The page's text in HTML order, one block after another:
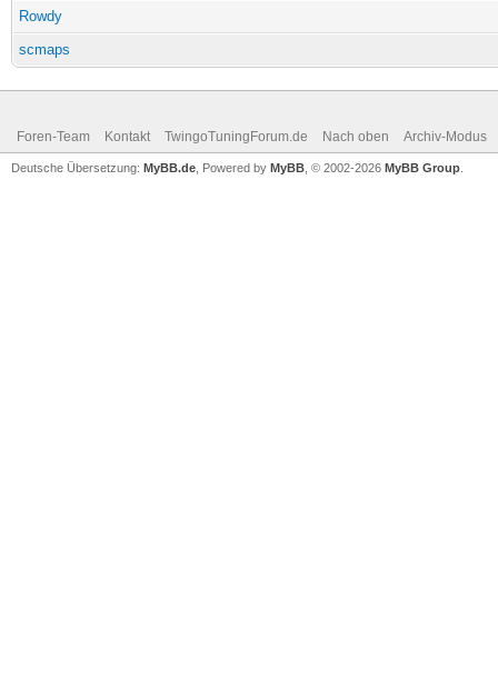
Rowdy
scmaps
Foren-Team Kontakt TwingoTuningForum.de Nach oben Archiv-Modus
Deutsche Übersetzung: MyBB.de , Powered by MyBB , © 2002-2026 MyBB Group